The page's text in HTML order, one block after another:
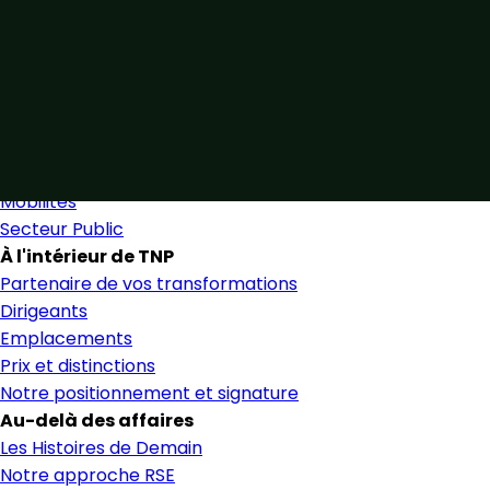
Mobilités
Secteur Public
À l'intérieur de TNP
Partenaire de vos transformations
Dirigeants
Emplacements
Prix et distinctions
Notre positionnement et signature
Au-delà des affaires
Les Histoires de Demain
Notre approche RSE